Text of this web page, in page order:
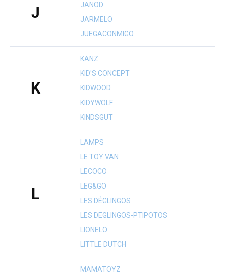
J
JANOD
JARMELO
JUEGACONMIGO
K
KANZ
KID'S CONCEPT
KIDWOOD
KIDYWOLF
KINDSGUT
L
LAMPS
LE TOY VAN
LECOCO
LEG&GO
LES DÉGLINGOS
LES DEGLINGOS-PTIPOTOS
LIONELO
LITTLE DUTCH
MAMATOYZ